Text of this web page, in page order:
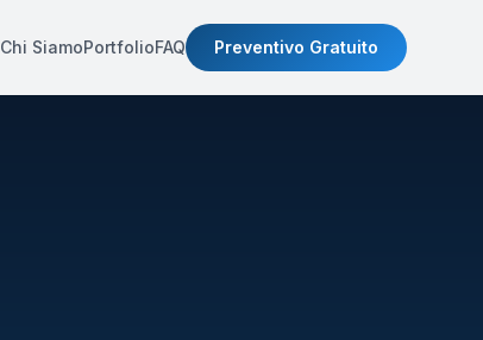
Chi SiamoPortfolioFAQ Preventivo Gratuito